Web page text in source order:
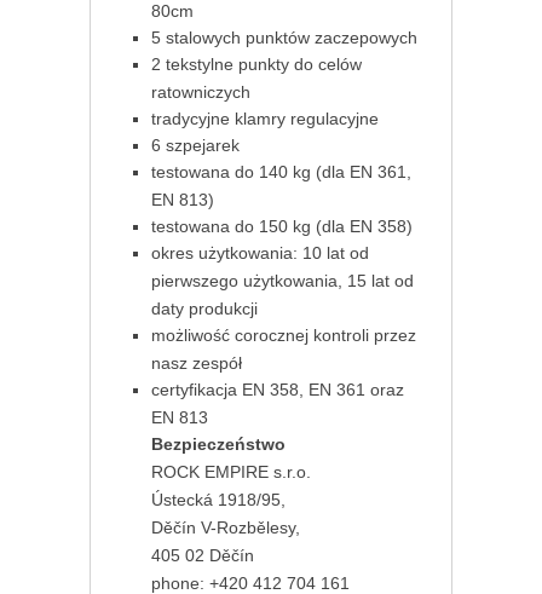
80cm
5 stalowych punktów zaczepowych
2 tekstylne punkty do celów
ratowniczych
tradycyjne klamry regulacyjne
6 szpejarek
testowana do 140 kg (dla EN 361,
EN 813)
testowana do 150 kg (dla EN 358)
okres użytkowania: 10 lat od
pierwszego użytkowania, 15 lat od
daty produkcji
możliwość corocznej kontroli przez
nasz zespół
certyfikacja EN 358, EN 361 oraz
EN 813
Bezpieczeństwo
ROCK EMPIRE s.r.o.
Ústecká 1918/95,
Děčín V-Rozbělesy,
405 02 Děčín
phone: +420 412 704 161